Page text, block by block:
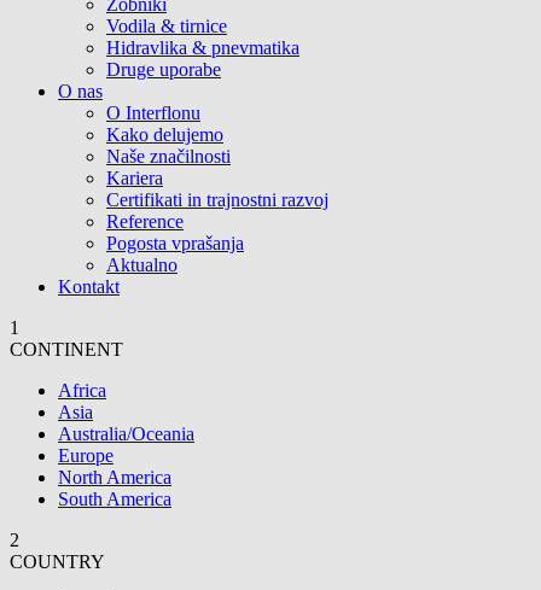
Zobniki
Vodila & tirnice
Hidravlika & pnevmatika
Druge uporabe
O nas
O Interflonu
Kako delujemo
Naše značilnosti
Kariera
Certifikati in trajnostni razvoj
Reference
Pogosta vprašanja
Aktualno
Kontakt
1
CONTINENT
Africa
Asia
Australia/Oceania
Europe
North America
South America
2
COUNTRY